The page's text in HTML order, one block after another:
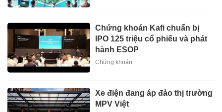
Chứng khoán Kafi chuẩn bị
IPO 125 triệu cổ phiếu và phát
hành ESOP
Chứng khoán
Xe điện đang áp đảo thị trường
MPV Việt